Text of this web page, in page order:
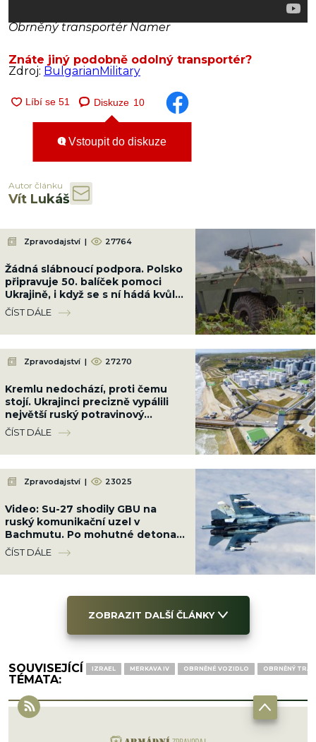
Obrněný transportér Namer
Znáte jiný podobně odolný transportér?
Zdroj: BulgarianMilitary
Diskuze 10
Vstoupit do diskuze
Autor článku
Vít Lukáš
Zpravodajství | 27764
Žádná slábnoucí podpora. Polsko
připravuje 50. balíček pomoci
Ukrajině, i když se s ní hádá kvůli
Banderovi
ČÍST DÁLE
Zpravodajství | 27270
Kremlu nedochází, proti čemu
stojí. Ukrajinci precizně vypálili
největší ruský potravinový
terminál. Nebude slunečnicový
ČÍST DÁLE
Zpravodajství | 23025
Video: Su-27 shodily GBU na
ruský komunikační uzel v
Bachmutu. Po mohutné detonaci
přestala základna existovat
ČÍST DÁLE
ZOBRAZIT DALŠÍ ČLÁNKY
SOUVISEJÍCÍ
TÉMATA:
IZRAEL MERKAVA IV OBRNĚNÉ VOZIDLO OBRNĚNÝ